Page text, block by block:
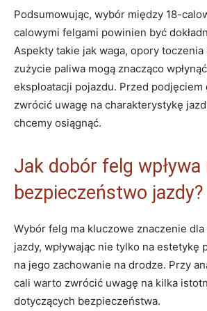
Podsumowując, wybór⁢ między 18-
calowymi felgami‍ powinien‍ być
Aspekty takie jak⁣ waga, opory​ toczenia
zużycie paliwa mogą znacząco
eksploatacji pojazdu. Przed
zwrócić⁤ uwagę na charakterystykę
chcemy osiągnąć. ‌
Jak dobór felg wpływa
bezpieczeństwo‍ jazdy?
Wybór felg ma kluczowe znaczenie
jazdy,⁢ wpływając nie ⁣tylko na estetykę
na jego ⁣zachowanie na drodze. Przy
cali warto zwrócić uwagę na ⁤kilka
dotyczących ⁣bezpieczeństwa.